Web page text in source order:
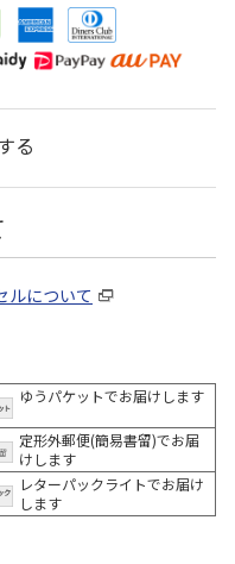
る
ルについて
ゆうパケットでお届けします
定形外郵便(簡易書留)でお届
けします
レターパックライトでお届け
します